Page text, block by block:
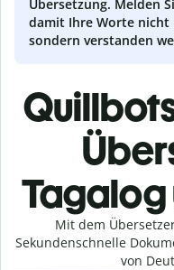
Übersetzung. Melden
damit Ihre Worte nicht
sondern verstanden
Tagalog
Mit dem
Sekundenschnelle
von